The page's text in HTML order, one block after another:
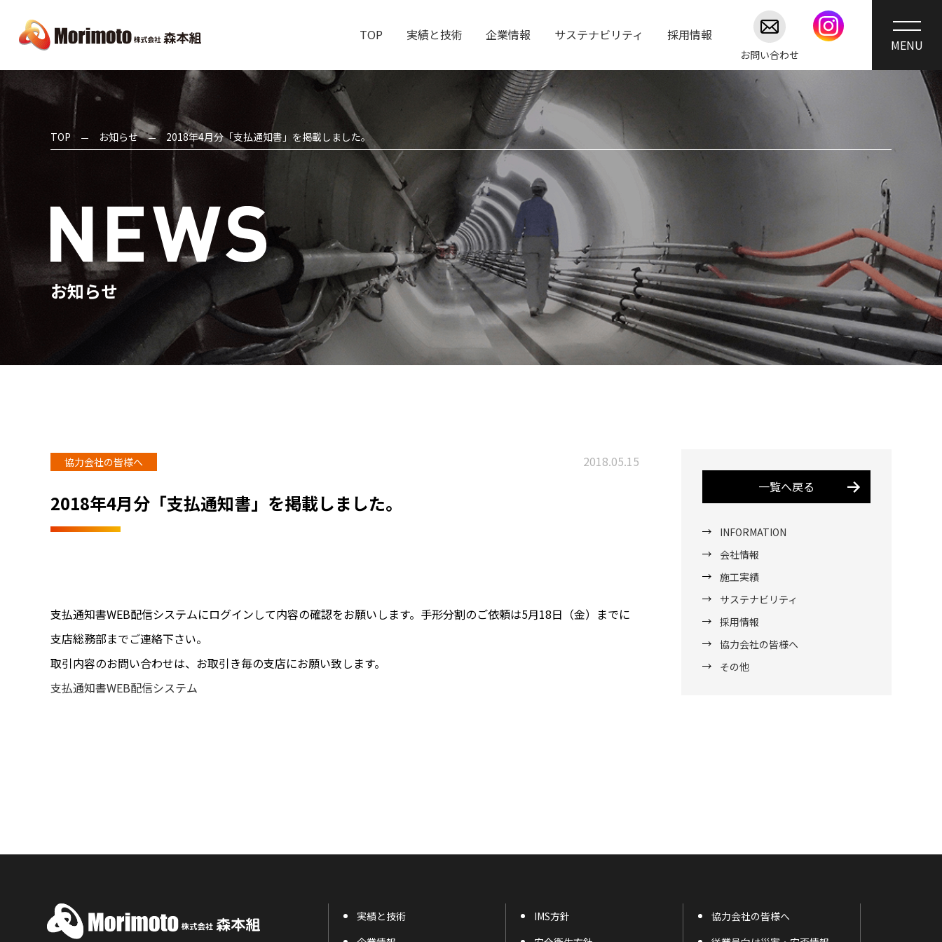
TOP 実績と技術 企業情報 サステナビリティ 採用情報
お問い合わせ
TOP お知らせ 2018年4月分「支払通知書」を掲載しました。
お知らせ
協力会社の皆様へ 2018.05.15
2018年4月分「支払通知書」を掲載しました。
支払通知書WEB配信システムにログインして内容の確認をお願いします。手形分割のご依頼は5月18日（金）までに
支店総務部までご連絡下さい。
取引内容のお問い合わせは、お取引き毎の支店にお願い致します。
支払通知書WEB配信システム
一覧へ戻る
INFORMATION
会社情報
施工実績
サステナビリティ
採用情報
協力会社の皆様へ
その他
実績と技術
IMS方針
協力会社の皆様へ